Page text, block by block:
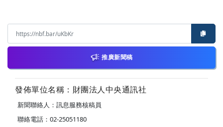
推廣新聞稿
發佈單位名稱：財團法人中央通訊社
新聞聯絡人：訊息服務核稿員
聯絡電話：02-25051180